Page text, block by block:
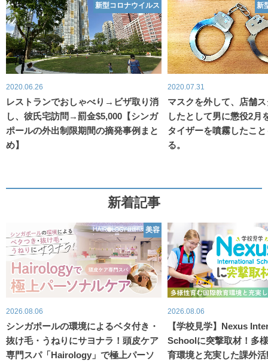
新型コロナウイルス
2020.06.26
レストランでおしゃべり→ビザ取り消
し、彼氏宅訪問→罰金$5,000【シンガ
ポールの外出制限期間の摘発事例まと
め】
新
2020.07.31
マスクを外して、店舗
したとして男に懲役2月
タイザーを噴霧したこ
る。
新着記事
美容
2026.08.06
シンガポールの環境によるベタ付き・
抜け毛・うねりにサヨナラ！頭皮ケア
専門スパ「Hairology」で極上パーソ
2026.08.06
【学校見学】Nexus
Schoolに突撃取材！多
育環境と充実した課外